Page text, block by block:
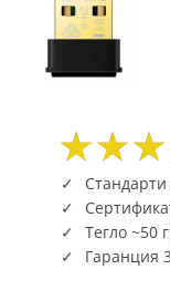
MIMO
|
Стандарти
Тегло ~50
Гаранция